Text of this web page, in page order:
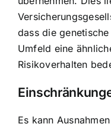
dass die
Umfeld eine
Risikoverhalten
Es kann